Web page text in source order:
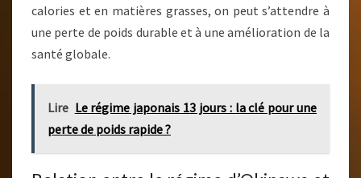
calories et en matières grasses, on peut s’attendre à
une perte de poids durable et à une amélioration de la
santé globale.
Lire Le régime japonais 13 jours : la clé pour une
perte de poids rapide ?